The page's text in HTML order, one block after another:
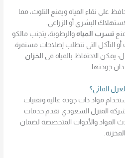
على نقاء المياه ويمنع التلوث، مما
البشري أو الزراعي.
تسرب المياه والرطوبة، يتجنب مالكو
التآكل التي تتطلب إصلاحات مستمرة.
يمكن الاحتفاظ بالمياه في
الخزان
جودتها.
المائي؟
مواد ذات جودة عالية وتقنيات
المنزل السعودي تقدم خدمات
المواد والأدوات المتخصصة لضمان